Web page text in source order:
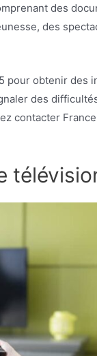
des
des
pour obtenir des
des
contacter